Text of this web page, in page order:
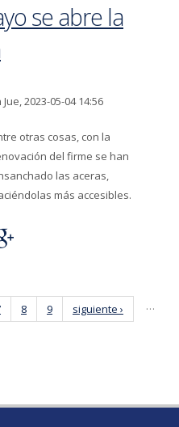
se abre la
Jue, 2023-05-04 14:56
otras cosas, con la
del firme se han
las aceras,
más accesibles.
8 9 …
siguiente ›